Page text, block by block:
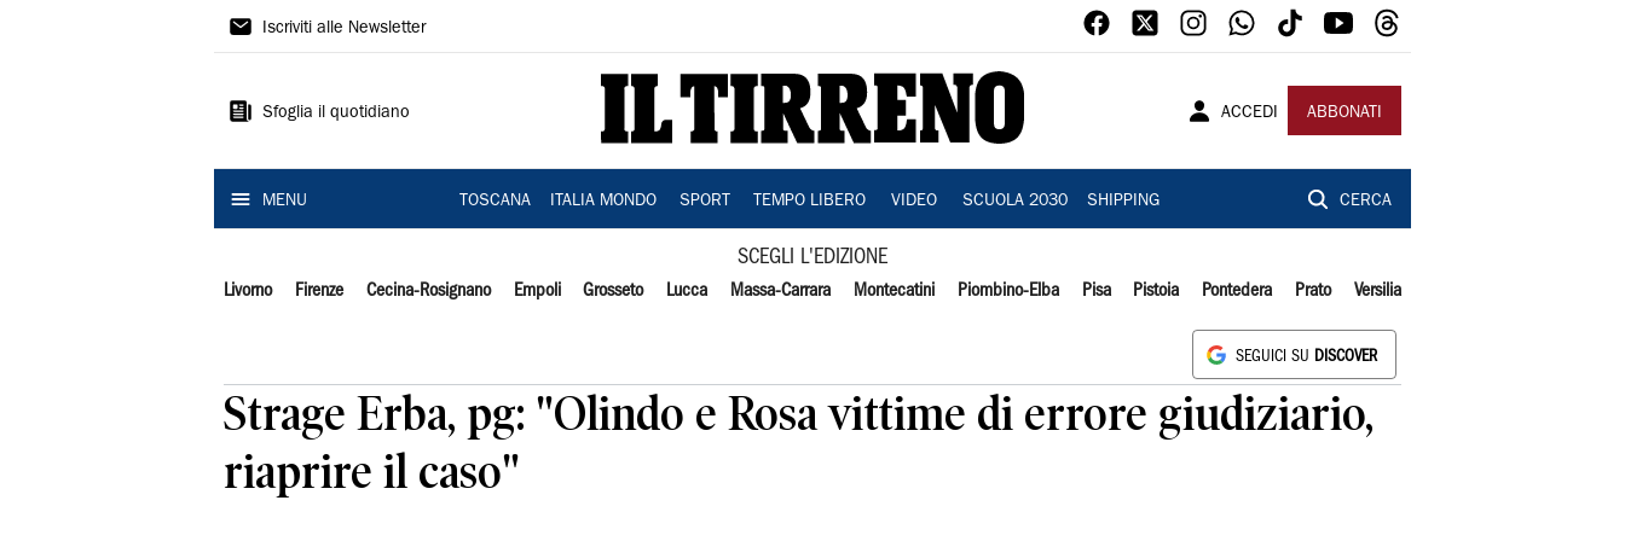
Il
Iscriviti alle Newsletter
Sfoglia il quotidiano ACCEDI ABBONATI
MENU TOSCANA ITALIA MONDO SPORT TEMPO LIBERO VIDEO SCUOLA 2030 SHIPPING CERCA
SCEGLI L'EDIZIONE
Livorno Firenze Cecina-Rosignano Empoli Grosseto Lucca Massa-Carrara Montecatini Piombino-Elba Pisa Pistoia Pontedera Prato Versilia
SEGUICI SU DISCOVER
Strage Erba, pg: "Olindo e Rosa vittime di errore giudiziario,
riaprire il caso"